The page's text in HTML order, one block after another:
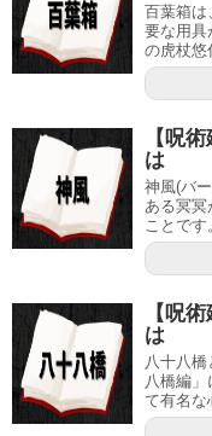
百葉箱は
要な用具
の虎杖悠
【呪
は
神風(バ
ある冥冥
ことで
【呪
は
八十八
八橋編」
て有名な